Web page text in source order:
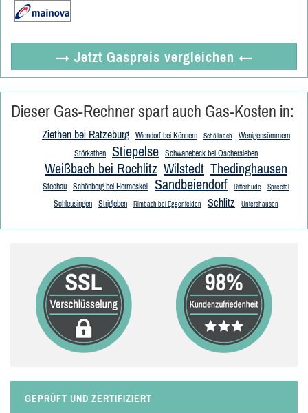
→ Jetzt Gaspreis vergleichen ←
Dieser Gas-Rechner spart auch Gas-Kosten in:
Ziethen bei Ratzeburg Wiendorf bei Könnern Schöllnach
Wenigensömmern
Störkathen
Stiepelse Schwanebeck bei Oschersleben
Weißbach bei Rochlitz Wilstedt Thedinghausen
Stechau Schönberg bei Hermeskeil Sandbeiendorf Ritterhude Spreetal
Schleusingen Strigleben Rimbach bei Eggenfelden Schlitz Untershausen
GEPRÜFT UND ZERTIFIZIERT